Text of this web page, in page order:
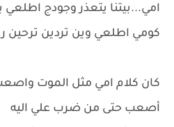
امي...بيتنا يتعذر وجودج اطلعي
كومي اطلعي وين تردين ترحين
كان كلام امي مثل الموت
أصعب حتى من ضرب علي اليه